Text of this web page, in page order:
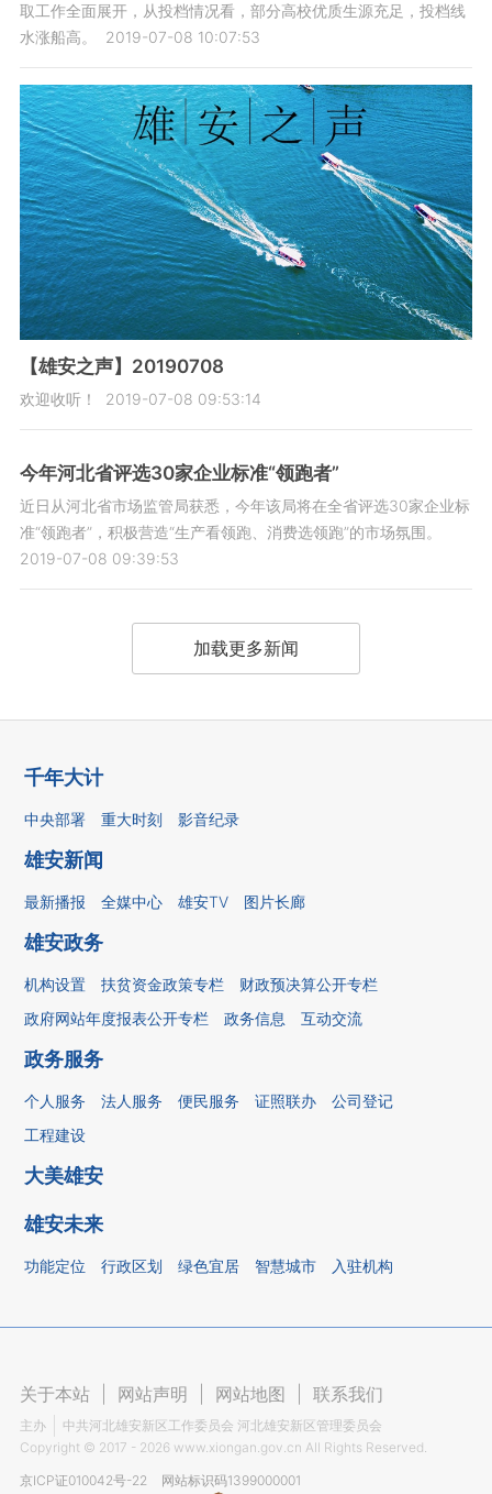
取工作全面展开，从投档情况看，部分高校优质生源充足，投档线
水涨船高。
2019-07-08 10:07:53
【雄安之声】20190708
欢迎收听！ 2019-07-08 09:53:14
今年河北省评选30家企业标准“领跑者”
近日从河北省市场监管局获悉，今年该局将在全省评选30家企业标
准“领跑者”，积极营造“生产看领跑、消费选领跑”的市场氛围。
2019-07-08 09:39:53
加载更多新闻
千年大计
中央部署 重大时刻 影音纪录
雄安新闻
最新播报 全媒中心 雄安TV 图片长廊
雄安政务
机构设置 扶贫资金政策专栏
财政预决算公开专栏
政府网站年度报表公开专栏
政务信息 互动交流
政务服务
个人服务 法人服务 便民服务 证照联办
公司登记
工程建设
大美雄安
雄安未来
功能定位 行政区划 绿色宜居 智慧城市 入驻机构
关于本站 网站声明 网站地图 联系我们
主办
中共河北雄安新区工作委员会 河北雄安新区管理委员会
Copyright © 2017 - 2026 www.xiongan.gov.cn All Rights Reserved.
京ICP证010042号-22
网站标识码1399000001